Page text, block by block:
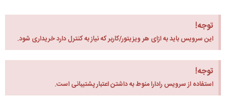
توجه!
این سرویس باید به ازای هر ویزیتور/کاربر که نیاز به کنترل دارد خریداری شود.
توجه!
استفاده از سرویس رادارا منوط به داشتن اعتبار پشتیبانی است.